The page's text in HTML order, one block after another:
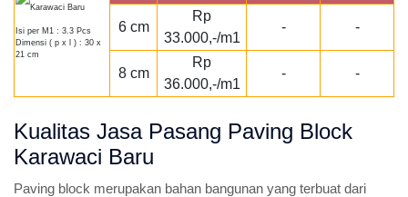
Isi per M1 : 3.3 Pcs
Dimensi ( p x l ) : 30 x
21 cm
6 cm
Rp
33.000,-/m1
- -
8 cm
Rp
36.000,-/m1
- -
Kualitas Jasa Pasang Paving Block
Karawaci Baru
Paving block merupakan bahan bangunan yang terbuat dari